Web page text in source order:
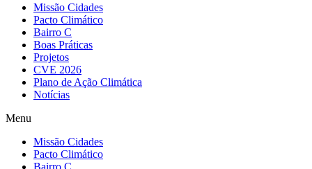
Missão Cidades
Pacto Climático
Bairro C
Boas Práticas
Projetos
CVE 2026
Plano de Ação Climática
Notícias
Menu
Missão Cidades
Pacto Climático
Bairro C